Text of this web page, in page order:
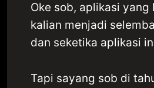
Oke sob, aplikasi
kalian menjadi
dan seketika aplikasi
Tapi sayang sob di